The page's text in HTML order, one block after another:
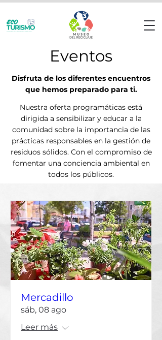
Eventos
Disfruta de los diferentes encuentros
que hemos preparado para ti.
Nuestra oferta programáticas está
dirigida a sensibilizar y educar a la
comunidad sobre la importancia de las
prácticas responsables en la gestión de
residuos sólidos. Con el compromiso de
fomentar una conciencia ambiental en
todos los públicos.
Mercadillo
sáb, 08 ago
Leer más